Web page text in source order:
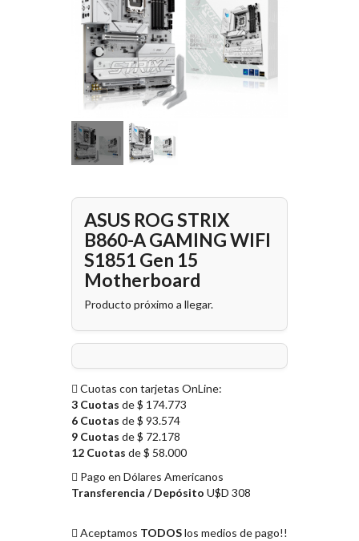
ASUS ROG STRIX
B860-A GAMING WIFI
S1851 Gen 15
Motherboard
Producto próximo a llegar.
Cuotas con tarjetas OnLine:
3 Cuotas de $ 174.773
6 Cuotas de $ 93.574
9 Cuotas de $ 72.178
12 Cuotas de $ 58.000
Pago en Dólares Americanos
Transferencia / Depósito U$D 308
Aceptamos TODOSlos medios de pago!!